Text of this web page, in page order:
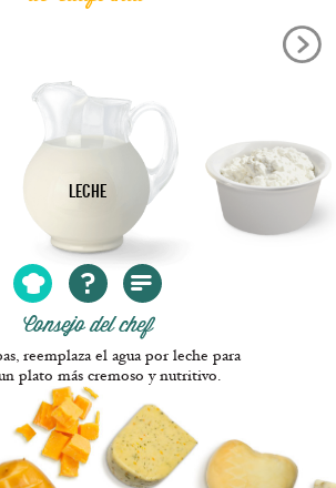
LECHE
Consejo del chef
reemplaza el agua por leche para
plato más cremoso y nutritivo.